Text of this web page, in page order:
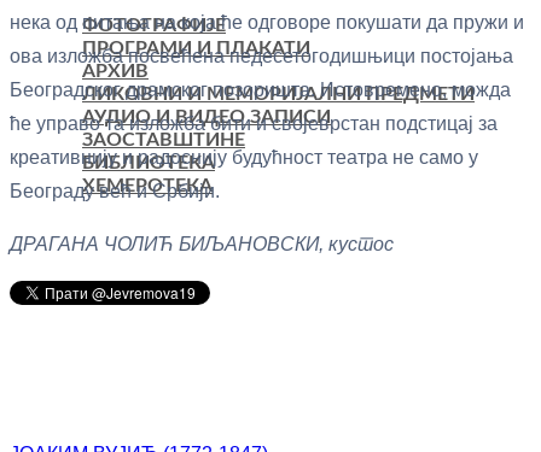
ФОТОГРАФИЈЕ
ПРОГРАМИ И ПЛАКАТИ
АРХИВ
ЛИКОВНИ И МЕМОРИЈАЛНИ ПРЕДМЕТИ
АУДИО И ВИДЕО ЗАПИСИ
ЗАОСТАВШТИНЕ
БИБЛИОТЕКА
ХЕМЕРОТЕКА
нека од питања на која ће одговоре покушати да пружи и
ова изложба посвећена педесетогодишњици постојања
Београдског драмског позоришта. Истовремено, можда
ће управо та изложба бити и својеврстан подстицај за
креативнију и радоснију будућност театра не само у
Београду већ и Србији.
ДРАГАНА ЧОЛИЋ БИЉАНОВСКИ, кустос